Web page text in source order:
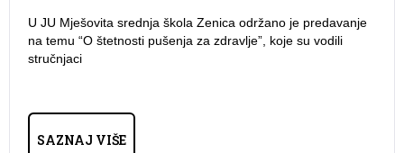
U JU Mješovita srednja škola Zenica održano je predavanje
na temu “O štetnosti pušenja za zdravlje”, koje su vodili
stručnjaci
SAZNAJ VIŠE